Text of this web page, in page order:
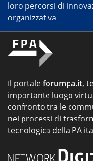
loro percorsi di
organizzativa.
Il portaleforumpa.it,
importante luogo
confronto tra le
nei processi di
tecnologica della PA